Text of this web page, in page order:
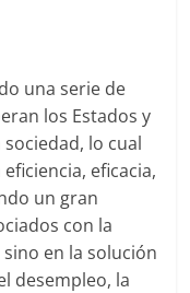
una serie de
los Estados y
lo cual
eficacia,
un gran
con la
en la solución
desempleo, la